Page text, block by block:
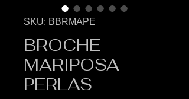
SKU: BBRMAPE
BROCHE
MARIPOSA
PERLAS